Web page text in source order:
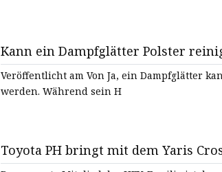
Veröffentlicht am Von Ja, ein Dampfglätter
werden. Während sein H
Toyota PH bringt mit dem Yaris